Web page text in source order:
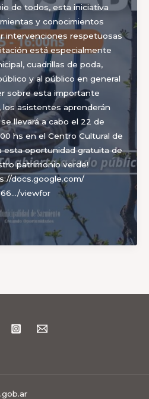
de todos, esta iniciativa
y conocimientos
intervenciones respetuosas
está especialmente
cuadrillas de poda,
y al público en general
sobre esta importante
los asistentes aprenderán
llevará a cabo el 22 de
hs en el Centro Cultural de
esta oportunidad gratuita de
patrimonio verde!
docs.google.com/
viewfor